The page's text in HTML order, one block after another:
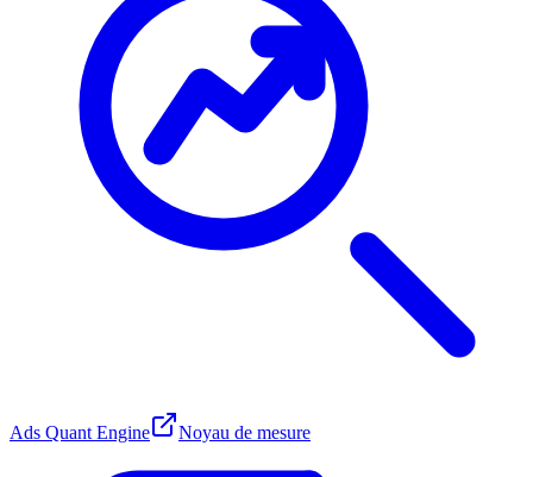
Ads Quant Engine Noyau de mesure